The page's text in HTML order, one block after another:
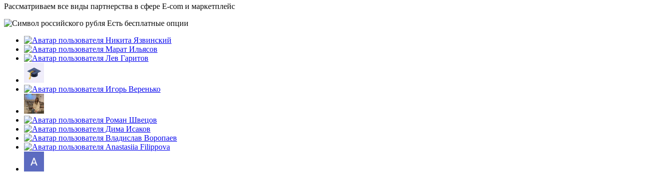
Рассматриваем все виды партнерства в сфере E-com и маркетплейс
Есть бесплатные опции